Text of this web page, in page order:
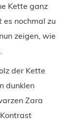
Kette ganz
es nochmal zu
zeigen, wie
der Kette
dunklen
Zara